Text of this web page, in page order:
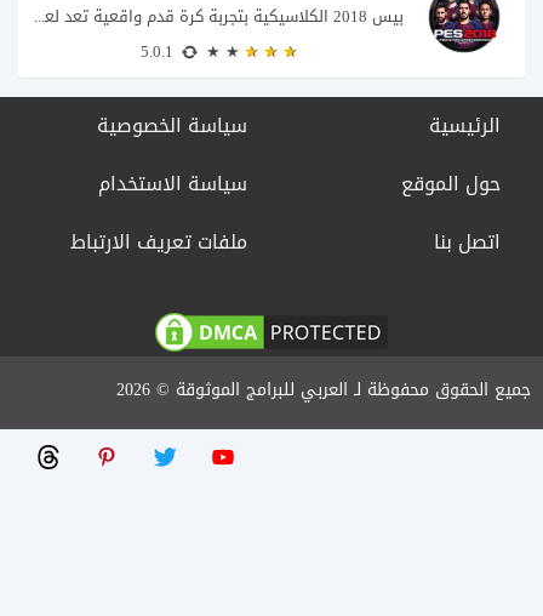
بيس 2018 الكلاسيكية بتجربة كرة قدم واقعية تعد لعبة PES 2018 واحدة من أكثر...
الرئيسية
حول الموقع
اتصل بنا
سياسة الخصوصية
سياسة الاستخدام
ملفات تعريف الارتباط
جميع الحقوق محفوظة لـ العربي للبرامج الموثوقة © 2026